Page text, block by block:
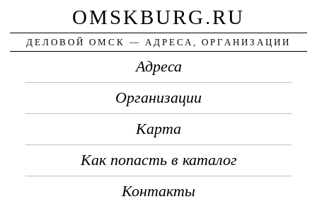
OMSKBURG.RU
ДЕЛОВОЙ ОМСК — АДРЕСА, ОРГАНИЗАЦИИ
Адреса
Организации
Карта
Как попасть в каталог
Контакты